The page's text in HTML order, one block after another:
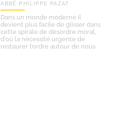
ABBÉ PHILIPPE PAZAT
Dans un monde moderne il
devient plus facile de glisser dans
cette spirale de désordre moral,
d’où la nécessité urgente de
restaurer l’ordre autour de nous.